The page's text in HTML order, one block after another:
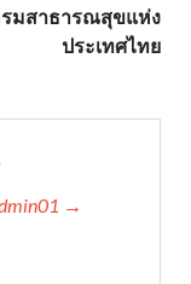
มสาธารณสุขแห่ง
ประเทศไทย
→